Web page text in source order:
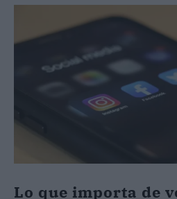
Lo que importa de